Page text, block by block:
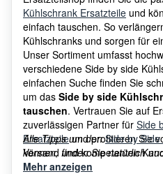
Kühlschrank Ersatzteile und
einfach tauschen. So
Kühlschranks und sorgen für
Unser Sortiment umfasst
verschiedene Side by side
einfachen Suche finden Sie
um das Side by side
tauschen. Vertrauen Sie auf
zuverlässigen Partner für Side
Ersatzteileund profitieren Sie
Versand und kompetenten
Alle Tipps um denSide by
können, finden Sie natürlich
Mehr anzeigen